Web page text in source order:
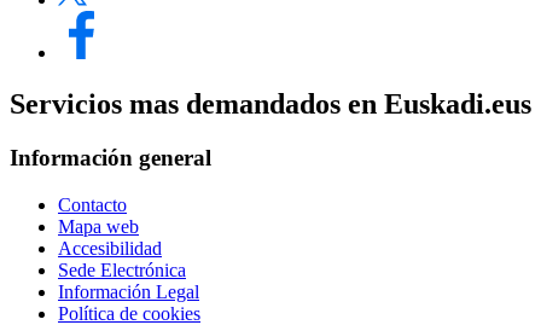
Servicios mas demandados en Euskadi.eus
Información general
Contacto
Mapa web
Accesibilidad
Sede Electrónica
Información Legal
Política de cookies